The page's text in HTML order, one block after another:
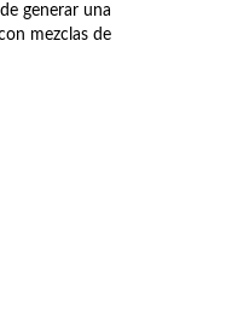
generar una
mezclas de